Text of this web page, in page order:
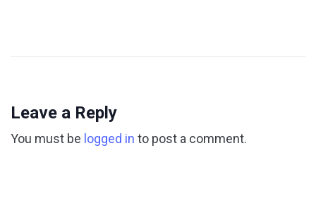
Leave a Reply
You must be logged in to post a comment.